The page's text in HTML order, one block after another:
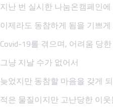
지난 번 실시한 나눔온캠페인
이제라도 동참하게 됨을 기쁘
Covid-19를 겪으며, 어려움 당
그냥 지날 수가 없어서
늦었지만 동참할 마음을 갖게
적은 물질이지만 고난당한 이